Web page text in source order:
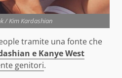
/ Kim Kardashian
tramite una fonte che
e Kanye West
genitori.